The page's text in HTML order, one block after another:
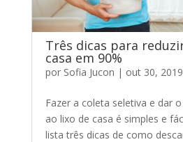
Três dicas para
casa em 90%
por Sofia Jucon | out 30, 2019
Fazer a coleta seletiva e dar
ao lixo de casa é simples e
lista três dicas de como